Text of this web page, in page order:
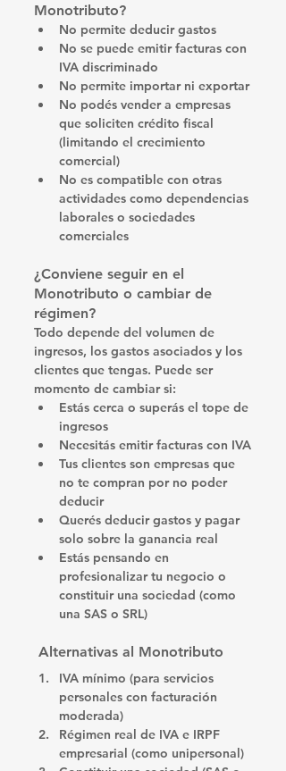
Monotributo?
No permite deducir gastos
No se puede emitir facturas con
IVA discriminado
No permite importar ni exportar
No podés vender a empresas
que soliciten crédito fiscal
(limitando el crecimiento
comercial)
No es compatible con otras
actividades como dependencias
laborales o sociedades
comerciales
¿Conviene seguir en el
Monotributo o cambiar de
régimen?
Todo depende del volumen de
ingresos, los gastos asociados y los
clientes que tengas. Puede ser
momento de cambiar si:
Estás cerca o superás el tope de
ingresos
Necesitás emitir facturas con IVA
Tus clientes son empresas que
no te compran por no poder
deducir
Querés deducir gastos y pagar
solo sobre la ganancia real
Estás pensando en
profesionalizar tu negocio o
constituir una sociedad (como
una SAS o SRL)
Alternativas al Monotributo
IVA mínimo (para servicios
personales con facturación
moderada)
Régimen real de IVA e IRPF
empresarial (como unipersonal)